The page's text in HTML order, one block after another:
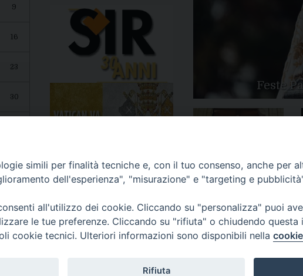
9
16
23
30
Feste
Apertura Anno Giubilare
2025
tel. 0881/520882 - e-mail: info@diocesiluceratroia.it
simili per finalità tecniche e, con il tuo consenso, anche per
dell'esperienza", "misurazione" e "targeting e
all'utilizzo dei cookie. Cliccando su "personalizza" puoi
le tue preferenze. Cliccando su "rifiuta" o chiudendo questa
cookie tecnici. Ulteriori informazioni sono disponibili nella
Rifiuta